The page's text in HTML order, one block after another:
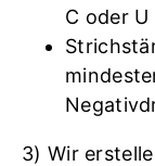
C oder U
3) Wir